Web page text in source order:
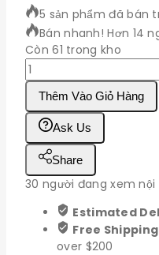
5 sản phẩm đã bán
Bán nhanh! Hơn 14
Còn 61 trong kho
Cáp
USB
USB
Mini
số
lượng
Thêm Vào Giỏ Hàng
Ask Us
Share
30 người đang xem
Estimated
Free
over $200